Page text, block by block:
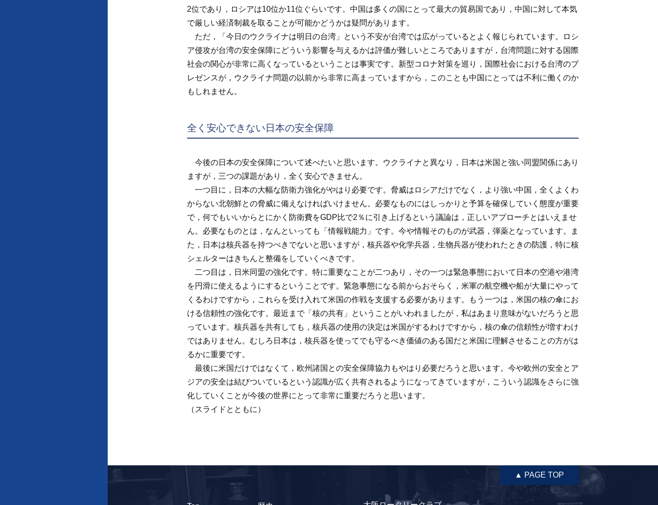
2位であり，ロシアは10位か11位ぐらいです。中国は多くの国にとって最大の貿易国であり，中国に対して本気
で厳しい経済制裁を取ることが可能かどうかは疑問があります。
ただ，「今日のウクライナは明日の台湾」という不安が台湾では広がっているとよく報じられています。ロシ
ア侵攻が台湾の安全保障にどういう影響を与えるかは評価が難しいところでありますが，台湾問題に対する国際
社会の関心が非常に高くなっているということは事実です。新型コロナ対策を巡り，国際社会における台湾のプ
レゼンスが，ウクライナ問題の以前から非常に高まっていますから，このことも中国にとっては不利に働くのか
もしれません。
全く安心できない日本の安全保障
今後の日本の安全保障について述べたいと思います。ウクライナと異なり，日本は米国と強い同盟関係にあり
ますが，三つの課題があり，全く安心できません。
一つ目に，日本の大幅な防衛力強化がやはり必要です。脅威はロシアだけでなく，より強い中国，全くよくわ
からない北朝鮮との脅威に備えなければいけません。必要なものにはしっかりと予算を確保していく態度が重要
で，何でもいいからとにかく防衛費をGDP比で2％に引き上げるという議論は，正しいアプローチとはいえませ
ん。必要なものとは，なんといっても「情報戦能力」です。今や情報そのものが武器，弾薬となっています。ま
た，日本は核兵器を持つべきでないと思いますが，核兵器や化学兵器，生物兵器が使われたときの防護，特に核
シェルターはきちんと整備をしていくべきです。
二つ目は，日米同盟の強化です。特に重要なことが二つあり，その一つは緊急事態において日本の空港や港湾
を円滑に使えるようにするということです。緊急事態になる前からおそらく，米軍の航空機や船が大量にやって
くるわけですから，これらを受け入れて米国の作戦を支援する必要があります。もう一つは，米国の核の傘にお
ける信頼性の強化です。最近まで「核の共有」ということがいわれましたが，私はあまり意味がないだろうと思
っています。核兵器を共有しても，核兵器の使用の決定は米国がするわけですから，核の傘の信頼性が増すわけ
ではありません。むしろ日本は，核兵器を使ってでも守るべき価値のある国だと米国に理解させることの方がは
るかに重要です。
最後に米国だけではなくて，欧州諸国との安全保障協力もやはり必要だろうと思います。今や欧州の安全とア
ジアの安全は結びついているという認識が広く共有されるようになってきていますが，こういう認識をさらに強
化していくことが今後の世界にとって非常に重要だろうと思います。
（スライドとともに）
▲ PAGE TOP